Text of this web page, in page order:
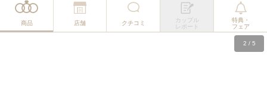
商品 店舗 クチコミ
カップル
レポート
特典・
フェア
2 / 5